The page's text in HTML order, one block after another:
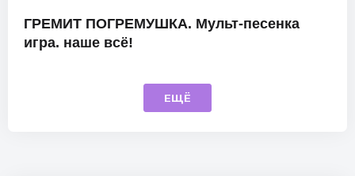
ГРЕМИТ ПОГРЕМУШКА. Мульт-песенка
игра. наше всё!
ЕЩЁ